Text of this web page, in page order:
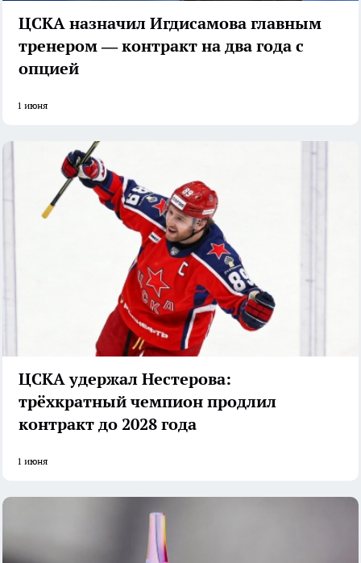
ЦСКА назначил Игдисамова главным
тренером — контракт на два года с
опцией
1 июня
ЦСКА удержал Нестерова:
трёхкратный чемпион продлил
контракт до 2028 года
1 июня